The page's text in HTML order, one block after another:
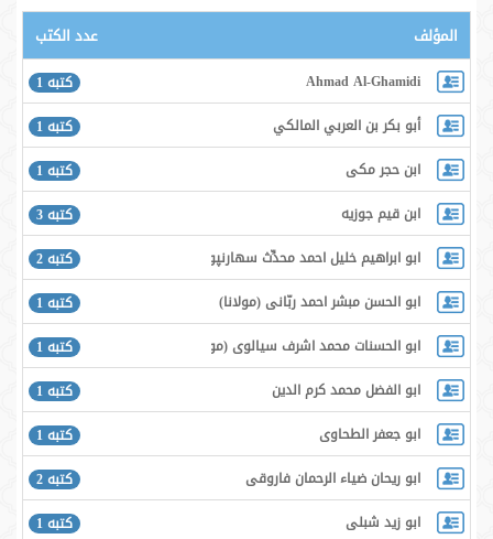
المؤلف عدد الكتب
Ahmad Al-Ghamidi
كتبه 1
أبو بكر بن العربي المالكي
كتبه 1
ابن حجر مكى
كتبه 1
ابن قیم جوزیه
كتبه 3
ابو ابراهيم خليل احمد محدِّث سهارنپورى
كتبه 2
ابو الحسن مبشر احمد ربّانى (مولانا)
كتبه 1
ابو الحسنات محمد اشرف سيالوى (مولانا)
كتبه 1
ابو الفضل محمد كرم الدين
كتبه 1
ابو جعفر الطحاوى
كتبه 1
ابو ريحان ضياء الرحمان فاروقى
كتبه 2
ابو زيد شبلى
كتبه 1